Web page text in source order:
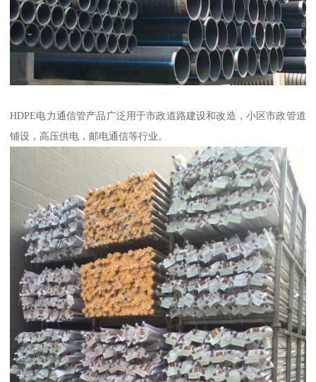
HDPE电力通信管产品广泛用于市政道路建设和改造，小区市政管道
铺设，高压供电，邮电通信等行业。